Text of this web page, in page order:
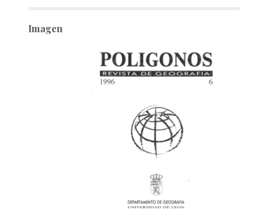
Imagen